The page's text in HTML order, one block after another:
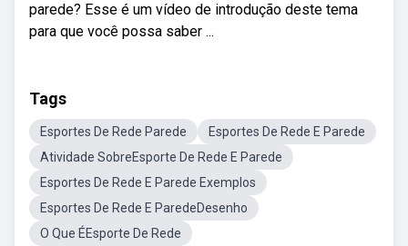
parede? Esse é um vídeo de introdução deste tema
para que você possa saber ...
Tags
Esportes De Rede Parede
Esportes De Rede E Parede
Atividade SobreEsporte De Rede E Parede
Esportes De Rede E Parede Exemplos
Esportes De Rede E ParedeDesenho
O Que ÉEsporte De Rede